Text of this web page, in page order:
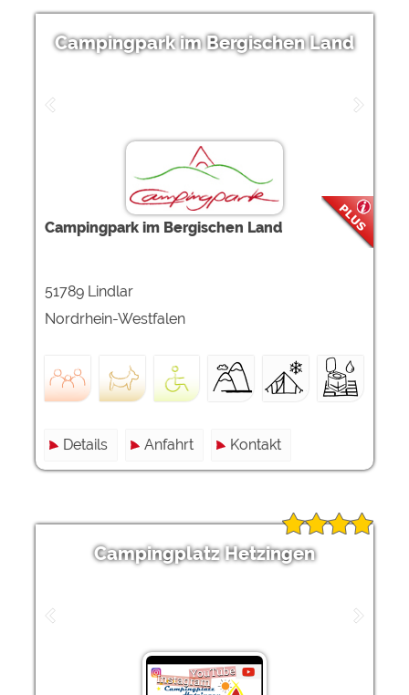
Campingpark im Bergischen Land
Campingpark im Bergischen Land
51789 Lindlar
Nordrhein-Westfalen
Details Anfahrt Kontakt
Campingplatz Hetzingen